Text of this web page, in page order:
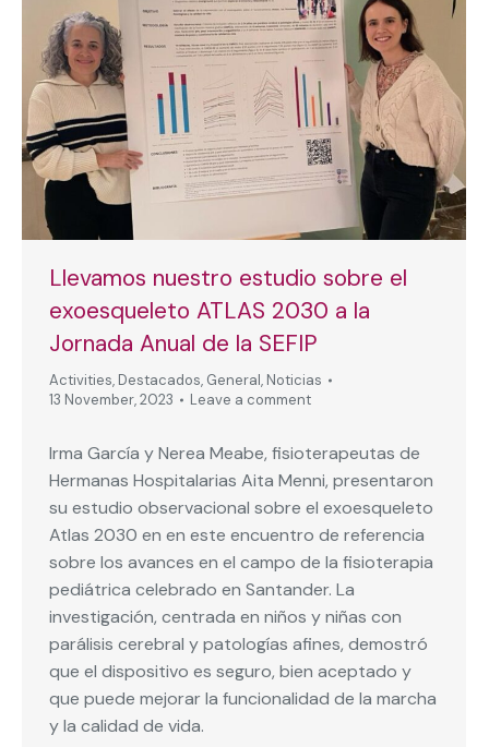
Llevamos nuestro estudio sobre el
exoesqueleto ATLAS 2030 a la
Jornada Anual de la SEFIP
Activities, Destacados, General, Noticias
13 November, 2023
Leave a comment
Irma García y Nerea Meabe, fisioterapeutas de
Hermanas Hospitalarias Aita Menni, presentaron
su estudio observacional sobre el exoesqueleto
Atlas 2030 en en este encuentro de referencia
sobre los avances en el campo de la fisioterapia
pediátrica celebrado en Santander. La
investigación, centrada en niños y niñas con
parálisis cerebral y patologías afines, demostró
que el dispositivo es seguro, bien aceptado y
que puede mejorar la funcionalidad de la marcha
y la calidad de vida.